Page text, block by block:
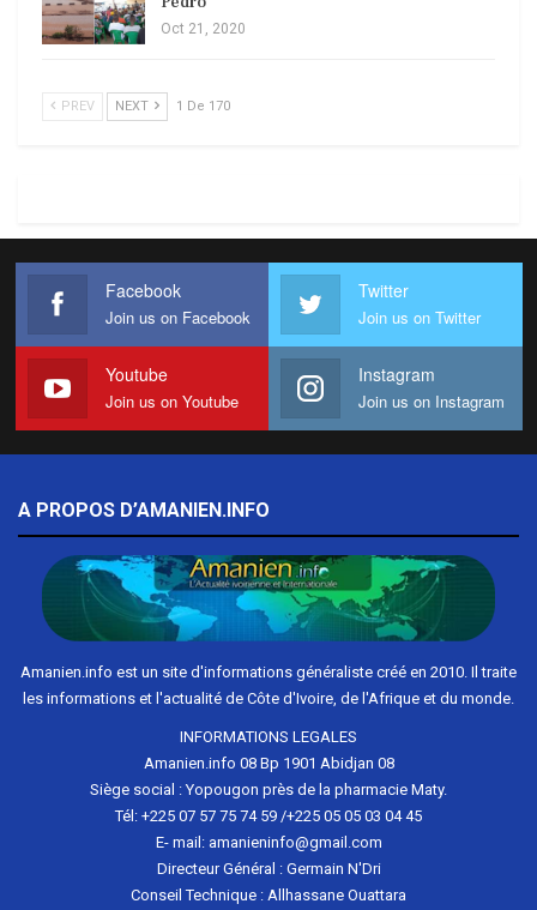
Oct 21, 2020
PREV NEXT 1 De 170
Facebook
Join us on Facebook
Twitter
Join us on Twitter
Youtube
Join us on Youtube
Instagram
Join us on Instagram
A PROPOS D’AMANIEN.INFO
Amanien.info est un site d'informations généraliste créé en 2010. Il traite
les informations et l'actualité de Côte d'Ivoire, de l'Afrique et du monde.
INFORMATIONS LEGALES
Amanien.info 08 Bp 1901 Abidjan 08
Siège social : Yopougon près de la pharmacie Maty.
Tél: +225 07 57 75 74 59 /+225 05 05 03 04 45
E- mail: amanieninfo@gmail.com
Directeur Général : Germain N'Dri
Conseil Technique : Allhassane Ouattara